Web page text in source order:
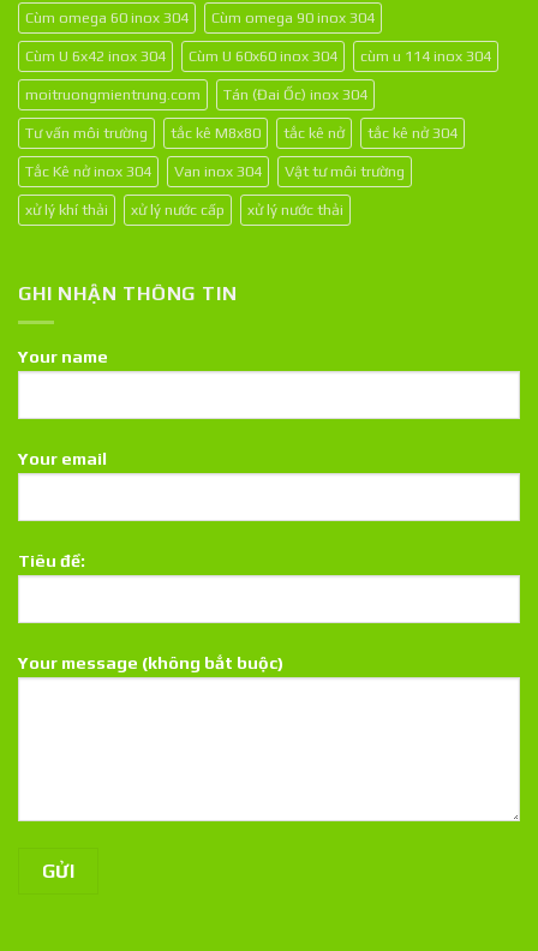
Cùm omega 60 inox 304 Cùm omega 90 inox 304
Cùm U 6x42 inox 304 Cùm U 60x60 inox 304 cùm u 114 inox 304
moitruongmientrung.com Tán (Đai Ốc) inox 304
Tư vấn môi trường tắc kê M8x80 tắc kê nở tắc kê nở 304
Tắc Kê nở inox 304 Van inox 304 Vật tư môi trường
xử lý khí thải xử lý nước cấp xử lý nước thải
GHI NHẬN THÔNG TIN
Your name
Your email
Tiêu đề:
Your message (không bắt buộc)